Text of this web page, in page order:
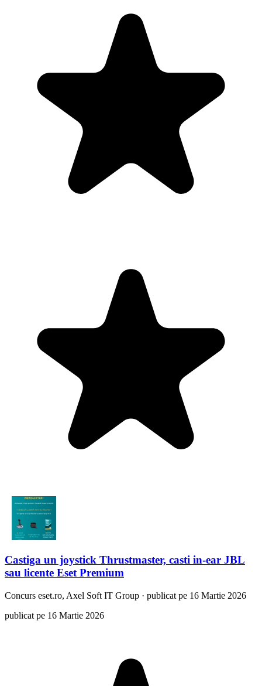
Castiga un joystick Thrustmaster, casti in-ear JBL
sau licente Eset Premium
Concurs eset.ro, Axel Soft IT Group · publicat pe 16 Martie 2026
publicat pe 16 Martie 2026